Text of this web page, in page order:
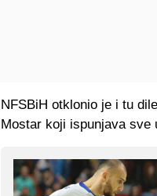
NFSBiH otklonio je i tu
Mostar koji ispunjava sve